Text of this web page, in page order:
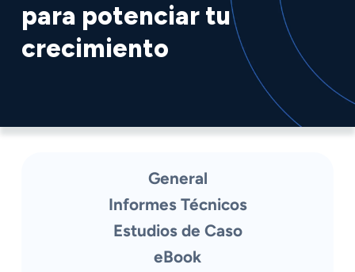
para potenciar tu
crecimiento
General
Informes Técnicos
Estudios de Caso
eBook